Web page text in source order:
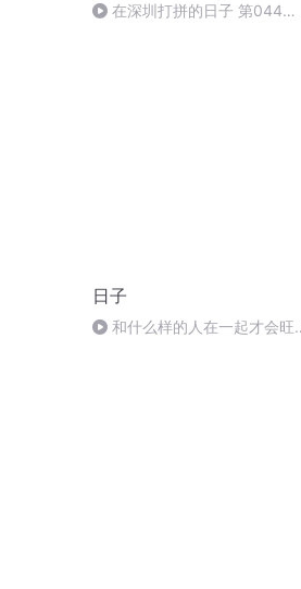
在深圳打拼的日子 第044集
日子
和什么样的人在一起才会旺